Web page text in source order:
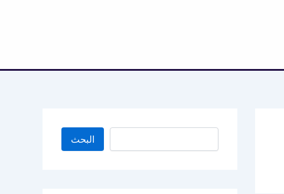
البحث